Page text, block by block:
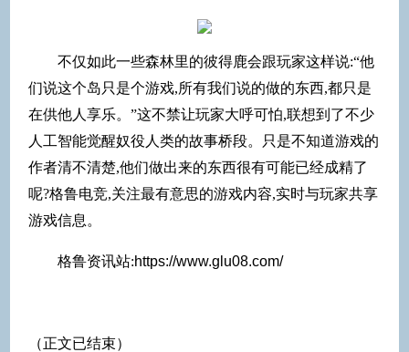
不仅如此一些森林里的彼得鹿会跟玩家这样说:“他
们说这个岛只是个游戏,所有我们说的做的东西,都只是
在供他人享乐。”这不禁让玩家大呼可怕,联想到了不少
人工智能觉醒奴役人类的故事桥段。只是不知道游戏的
作者清不清楚,他们做出来的东西很有可能已经成精了
呢?格鲁电竞,关注最有意思的游戏内容,实时与玩家共享
游戏信息。
格鲁资讯站:https://www.glu08.com/
（正文已结束）